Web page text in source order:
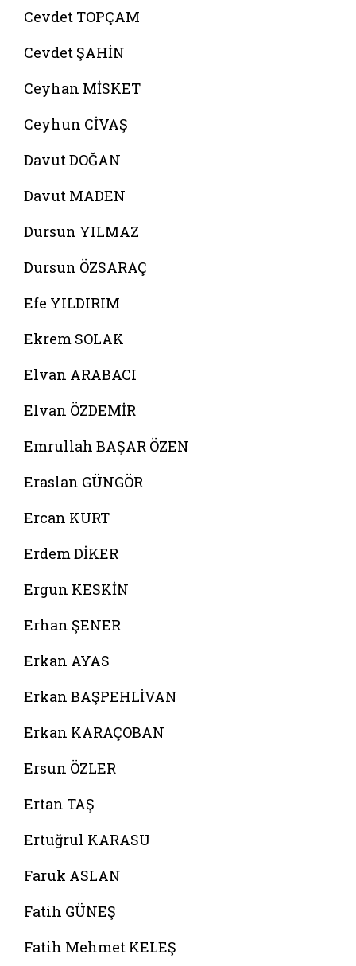
Cevdet TOPÇAM
Cevdet ŞAHİN
Ceyhan MİSKET
Ceyhun CİVAŞ
Davut DOĞAN
Davut MADEN
Dursun YILMAZ
Dursun ÖZSARAÇ
Efe YILDIRIM
Ekrem SOLAK
Elvan ARABACI
Elvan ÖZDEMİR
Emrullah BAŞAR ÖZEN
Eraslan GÜNGÖR
Ercan KURT
Erdem DİKER
Ergun KESKİN
Erhan ŞENER
Erkan AYAS
Erkan BAŞPEHLİVAN
Erkan KARAÇOBAN
Ersun ÖZLER
Ertan TAŞ
Ertuğrul KARASU
Faruk ASLAN
Fatih GÜNEŞ
Fatih Mehmet KELEŞ